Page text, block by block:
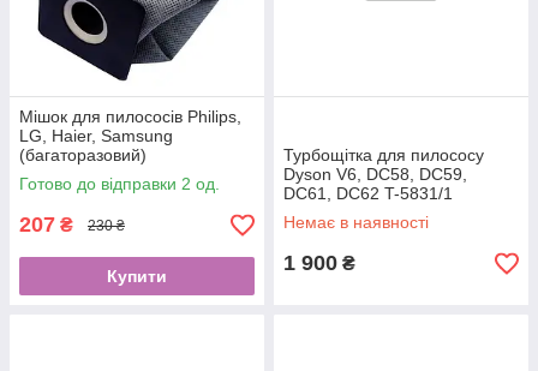
Мішок для пилососів Philips,
LG, Haier, Samsung
(багаторазовий)
Готово до відправки 2 од.
207 ₴ 230 ₴
Купити
Турбощітка для пилососу
Dyson V6, DC58, DC59,
DC61, DC62 T-5831/1
Немає в наявності
1 900 ₴